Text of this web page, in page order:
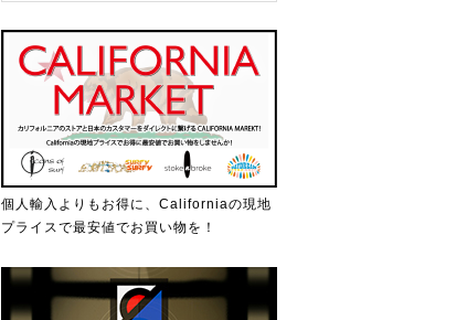
個人輸入よりもお得に、Californiaの現地
プライスで最安値でお買い物を！